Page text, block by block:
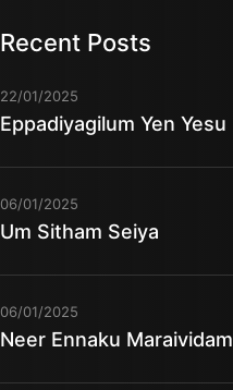
Recent Posts
22/01/2025
Eppadiyagilum Yen Yesu
06/01/2025
Um Sitham Seiya
06/01/2025
Neer Ennaku Maraividam